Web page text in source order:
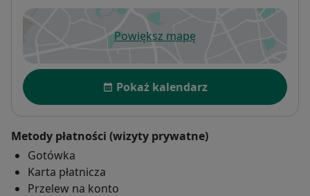
Powiększ mapęotwiera się w nowej karcie
Dostępność
Pokaż kalendarz
Metody płatności (wizyty prywatne)
Gotówka
Karta płatnicza
Przelew na konto